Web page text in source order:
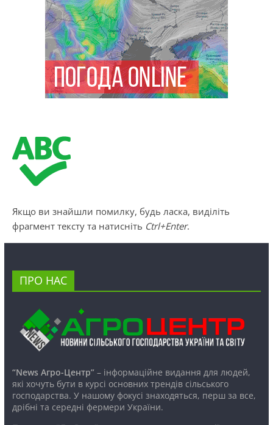
Якщо ви знайшли помилку, будь ласка, виділіть
фрагмент тексту та натисніть Ctrl+Enter.
ПРО НАС
“News Агро-Центр”– інформаційне видання для людей,
які хочуть бути в курсі основних трендів сільського
господарства. У нашому фокусі знаходяться, перш за все,
дрібні та середні фермери України.